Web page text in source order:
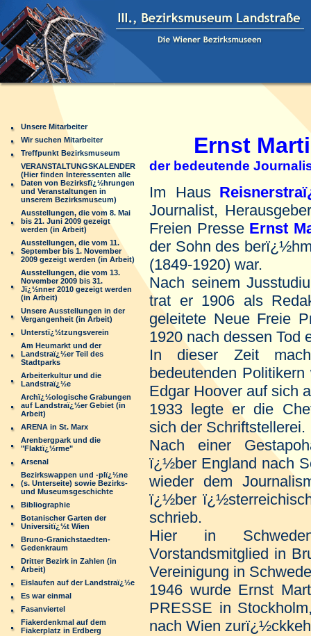
Unsere Mitarbeiter
Wir suchen Mitarbeiter
Treffpunkt Bezirksmuseum
VERANSTALTUNGSKALENDER
(Hier finden Interessenten alle
Daten von Bezirksfï¿½hrungen
und Veranstaltungen in
unserem Bezirksmuseum)
Ausstellungen, die vom 8. Mai
bis 21. Juni 2009 gezeigt
werden (in Arbeit)
Ausstellungen, die vom 11.
September bis 1. November
2009 gezeigt werden (in Arbeit)
Ausstellungen, die vom 13.
November 2009 bis 31.
Jï¿½nner 2010 gezeigt werden
(in Arbeit)
Unsere Ausstellungen in der
Vergangenheit (in Arbeit)
Unterstï¿½tzungsverein
Am Heumarkt und der
Landstraï¿½er Teil des
Stadtparks
Arbeiterkultur und die
Landstraï¿½e
Archï¿½ologische Grabungen
auf Landstraï¿½er Gebiet (in
Arbeit)
ARENA in St. Marx
Arenbergpark und die
"Flaktï¿½rme"
Arsenal
Bezirkswappen und -plï¿½ne
(s. Unterseite) sowie Bezirks-
und Museumsgeschichte
Bibliographie
Botanischer Garten der
Universitï¿½t Wien
Bruno-Granichstaedten-
Gedenkraum
Dritter Bezirk in Zahlen (in
Arbeit)
Eislaufen auf der Landstraï¿½e
Es war einmal
Fasanviertel
Fiakerdenkmal auf dem
Fiakerplatz in Erdberg
Ernst
der bedeutende
Im Haus
Journalist,
Freien Presse Ernst
der Sohn des
(1849-1920) war.
Nach seinem
trat er 1906 als
geleitete Neue Freie
1920 nach dessen Tod
In dieser Zeit
bedeutenden
Edgar Hoover auf sich
1933 legte er die
sich der Schriftstellerei.
Nach einer
ï¿½ber England nach
wieder dem
ï¿½ber ï¿½
schrieb.
Hier in
Vorstandsmitglied in
Vereinigung in
1946 wurde Ernst
PRESSE in
nach Wien